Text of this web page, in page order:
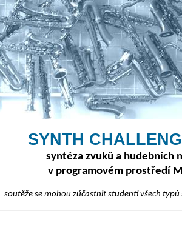
SYNTH
syntéza zvuků a hudebních
v programovém prostředí
soutěže se mohou zúčastnit studenti všech